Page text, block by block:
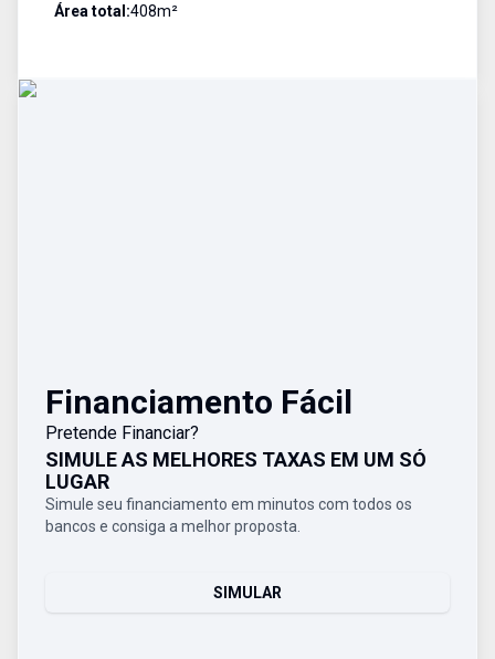
Área total:408m²
Financiamento Fácil
Pretende Financiar?
SIMULE AS MELHORES TAXAS EM UM SÓ
LUGAR
Simule seu financiamento em minutos com todos os
bancos e consiga a melhor proposta.
SIMULAR